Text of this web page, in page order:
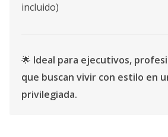
incluido)
🌟 Ideal para ejecutivos,
que buscan vivir con estilo en
privilegiada.